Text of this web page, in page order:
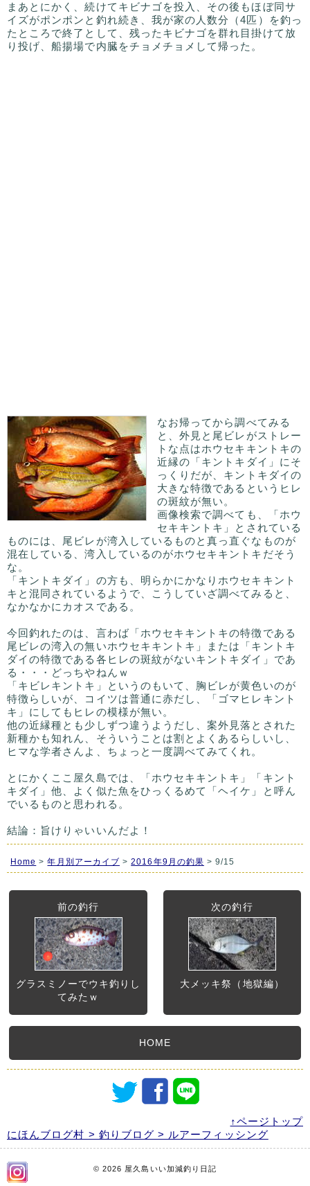
まあとにかく、続けてキビナゴを投入、その後もほぼ同サ
イズがポンポンと釣れ続き、我が家の人数分（4匹）を釣っ
たところで終了として、残ったキビナゴを群れ目掛けて放
り投げ、船揚場で内臓をチョメチョメして帰った。
なお帰ってから調べてみる
と、外見と尾ビレがストレー
トな点はホウセキキントキの
近縁の「キントキダイ」にそ
っくりだが、キントキダイの
大きな特徴であるというヒレ
の斑紋が無い。
画像検索で調べても、「ホウ
セキキントキ」とされている
ものには、尾ビレが湾入しているものと真っ直ぐなものが
混在している、湾入しているのがホウセキキントキだそう
な。
「キントキダイ」の方も、明らかにかなりホウセキキント
キと混同されているようで、こうしていざ調べてみると、
なかなかにカオスである。
今回釣れたのは、言わば「ホウセキキントキの特徴である
尾ビレの湾入の無いホウセキキントキ」または「キントキ
ダイの特徴である各ヒレの斑紋がないキントキダイ」であ
る・・・どっちやねんｗ
「キビレキントキ」というのもいて、胸ビレが黄色いのが
特徴らしいが、コイツは普通に赤だし、「ゴマヒレキント
キ」にしてもヒレの模様が無い。
他の近縁種とも少しずつ違うようだし、案外見落とされた
新種かも知れん、そういうことは割とよくあるらしいし、
ヒマな学者さんよ、ちょっと一度調べてみてくれ。
とにかくここ屋久島では、「ホウセキキントキ」「キント
キダイ」他、よく似た魚をひっくるめて「ヘイケ」と呼ん
でいるものと思われる。
結論：旨けりゃいいんだよ！
Home >年月別アーカイブ >2016年9月の釣果 > 9/15
前の釣行
グラスミノーでウキ釣りし
てみたｗ
次の釣行
大メッキ祭（地獄編）
HOME
↑ページトップ
にほんブログ村 > 釣りブログ > ルアーフィッシング
© 2026 屋久島いい加減釣り日記